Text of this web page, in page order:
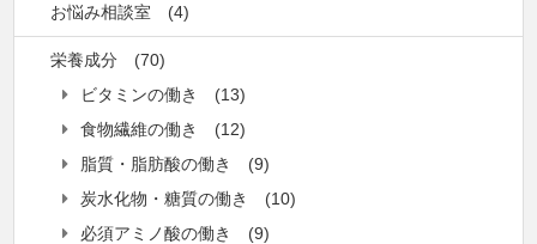
お悩み相談室 (4)
栄養成分
(70)
ビタミンの働き
(13)
食物繊維の働き
(12)
脂質・脂肪酸の働き
(9)
炭水化物・糖質の働き
(10)
必須アミノ酸の働き
(9)